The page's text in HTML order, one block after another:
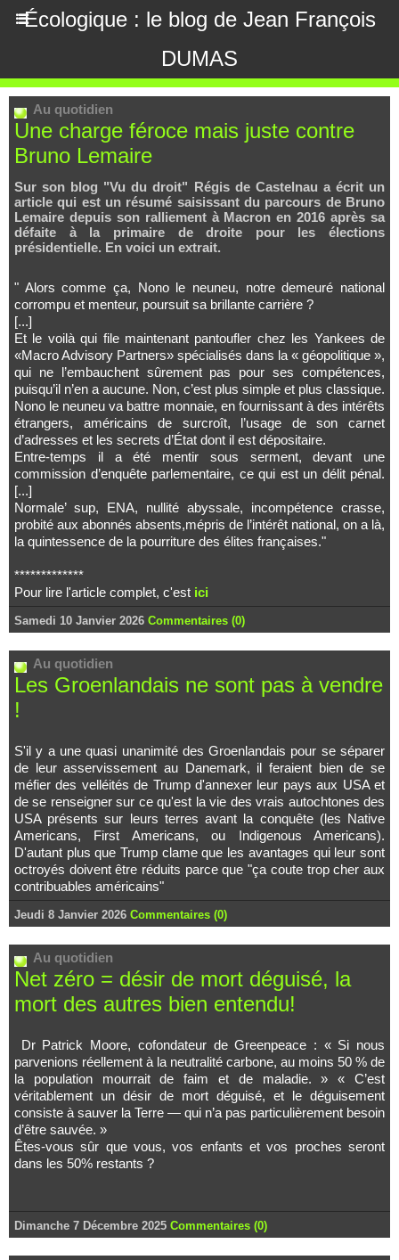
Écologique : le blog de Jean François
DUMAS
Au quotidien
Une charge féroce mais juste contre
Bruno Lemaire
Sur son blog "Vu du droit" Régis de Castelnau a écrit un
article qui est un résumé saisissant du parcours de Bruno
Lemaire depuis son ralliement à Macron en 2016 après sa
défaite à la primaire de droite pour les élections
présidentielle. En voici un extrait.
" Alors comme ça, Nono le neuneu, notre demeuré national
corrompu et menteur, poursuit sa brillante carrière ?
[...]
Et le voilà qui file maintenant pantoufler chez les Yankees de
«Macro Advisory Partners» spécialisés dans la « géopolitique »,
qui ne l’embauchent sûrement pas pour ses compétences,
puisqu’il n’en a aucune. Non, c’est plus simple et plus classique.
Nono le neuneu va battre monnaie, en fournissant à des intérêts
étrangers, américains de surcroît, l’usage de son carnet
d’adresses et les secrets d’État dont il est dépositaire.
Entre-temps il a été mentir sous serment, devant une
commission d’enquête parlementaire, ce qui est un délit pénal.
[...]
Normale’ sup, ENA, nullité abyssale, incompétence crasse,
probité aux abonnés absents,mépris de l’intérêt national, on a là,
la quintessence de la pourriture des élites françaises."
*************
Pour lire l'article complet, c'est ici
Samedi 10 Janvier 2026 Commentaires (0)
Au quotidien
Les Groenlandais ne sont pas à vendre
!
S'il y a une quasi unanimité des Groenlandais pour se séparer
de leur asservissement au Danemark, il feraient bien de se
méfier des velléités de Trump d'annexer leur pays aux USA et
de se renseigner sur ce qu'est la vie des vrais autochtones des
USA présents sur leurs terres avant la conquête (les Native
Americans, First Americans, ou Indigenous Americans).
D'autant plus que Trump clame que les avantages qui leur sont
octroyés doivent être réduits parce que "ça coute trop cher aux
contribuables américains"
Jeudi 8 Janvier 2026 Commentaires (0)
Au quotidien
Net zéro = désir de mort déguisé, la
mort des autres bien entendu!
Dr Patrick Moore, cofondateur de Greenpeace : « Si nous
parvenions réellement à la neutralité carbone, au moins 50 % de
la population mourrait de faim et de maladie. » « C’est
véritablement un désir de mort déguisé, et le déguisement
consiste à sauver la Terre — qui n’a pas particulièrement besoin
d’être sauvée. »
Êtes-vous sûr que vous, vos enfants et vos proches seront
dans les 50% restants ?
Dimanche 7 Décembre 2025 Commentaires (0)